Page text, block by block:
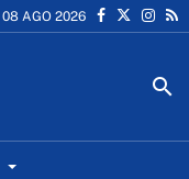
08 AGO 2026
search